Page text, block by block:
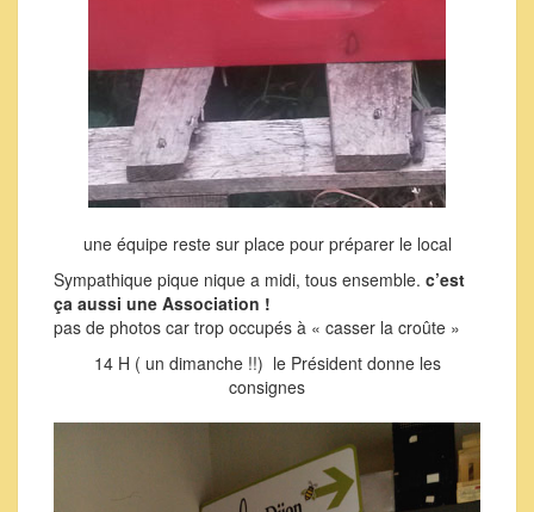
une équipe reste sur place pour préparer le local
Sympathique pique nique a midi, tous ensemble. c’est
ça aussi une Association !
pas de photos car trop occupés à « casser la croûte »
14 H ( un dimanche !!) le Président donne les
consignes